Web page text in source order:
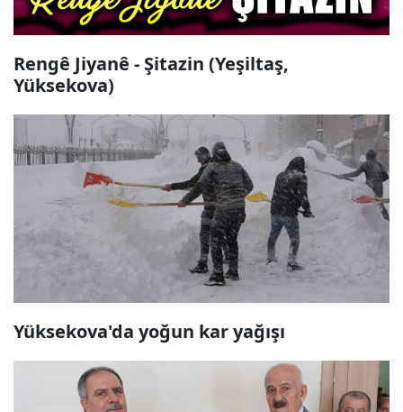
Rengê Jiyanê - Şitazin (Yeşiltaş,
Yüksekova)
Yüksekova'da yoğun kar yağışı